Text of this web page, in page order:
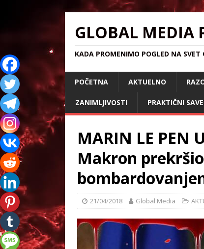
GLOBAL MEDIA
KADA PROMENIMO POGLED NA SVET
POČETNA AKTUELNO
ZANIMLJIVOSTI PRAKTIČNI
MARIN LE PEN
Makron
21/04/2018 Global Media